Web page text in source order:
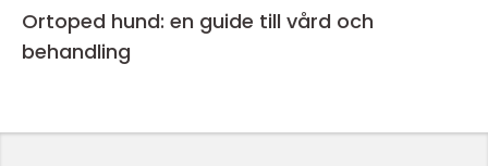
Ortoped hund: en guide till vård och
behandling